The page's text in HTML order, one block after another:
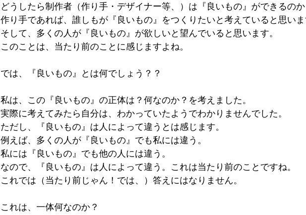
どうしたら制作者（作り手・デザイナー等、）は『良いもの』ができる
作り手であれば、誰しもが『良いもの』をつくりたいと考えていると思い
そして、多くの人が『良いもの』が欲しいと望んでいると思います。
このことは、当たり前のことに感じますよね。
では、『良いもの』とは何でしょう？？
私は、この『良いもの』の正体は？何なのか？を考えました。
実際に考えてみたら自分は、わかっていたようでわかりませんでした。
ただし、『良いもの』は人によって違うとは感じます。
例えば、多くの人が『良いもの』でも私には違う。
私には『良いもの』でも他の人には違う。
なので、『良いもの』は人によって違う。これは当たり前のことですね。
これでは（当たり前じゃん！では、）答えにはなりません。
これは、一体何なのか？